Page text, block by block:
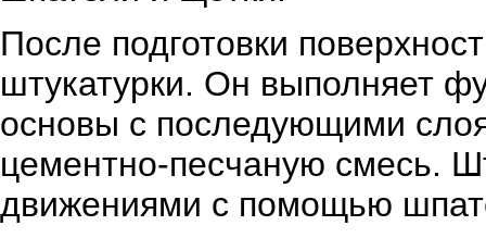
После подготовки
штукатурки. Он выполняет
основы с последующими
цементно-песчаную смесь.
движениями с помощью